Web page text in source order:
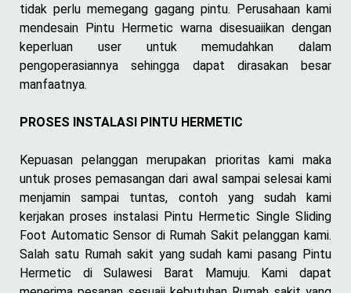
tidak perlu memegang gagang pintu. Perusahaan kami
mendesain Pintu Hermetic warna disesuaiikan dengan
keperluan user untuk memudahkan dalam
pengoperasiannya sehingga dapat dirasakan besar
manfaatnya.
PROSES INSTALASI PINTU HERMETIC
Kepuasan pelanggan merupakan prioritas kami maka
untuk proses pemasangan dari awal sampai selesai kami
menjamin sampai tuntas, contoh yang sudah kami
kerjakan proses instalasi Pintu Hermetic Single Sliding
Foot Automatic Sensor di Rumah Sakit pelanggan kami.
Salah satu Rumah sakit yang sudah kami pasang Pintu
Hermetic di Sulawesi Barat Mamuju. Kami dapat